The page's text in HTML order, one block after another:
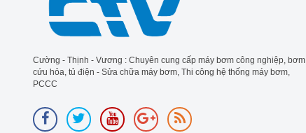
Cường - Thịnh - Vương : Chuyên cung cấp máy bơm công nghiệp, bơm
cứu hỏa, tủ điện - Sửa chữa máy bơm, Thi công hệ thống máy bơm,
PCCC